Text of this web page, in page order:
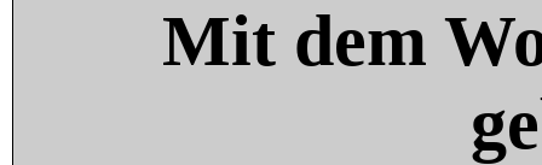
Mit dem